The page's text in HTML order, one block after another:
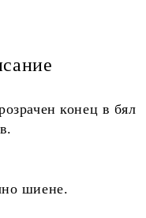
конец в бял
шиене.